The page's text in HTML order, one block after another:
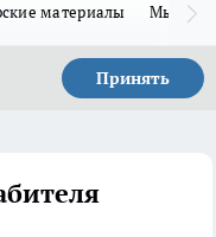
материалы Мы в
Принять